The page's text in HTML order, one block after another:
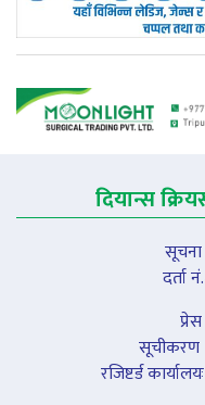
दियान्स
सूचना
दर्ता
सूचीकरण
रजिष्टर्ड